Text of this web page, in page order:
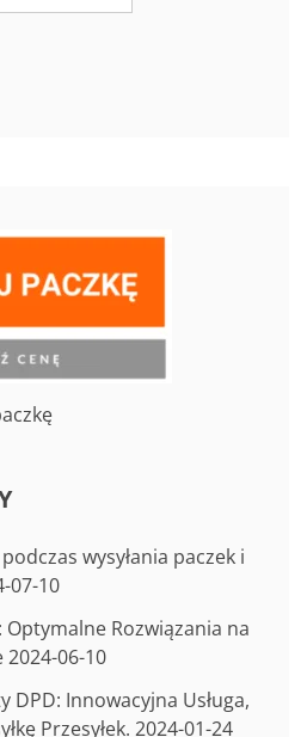
wysyłania paczek i
07-10
Rozwiązania na
2024-06-10
DPD: Innowacyjna Usługa,
Przesyłek. 2024-01-24